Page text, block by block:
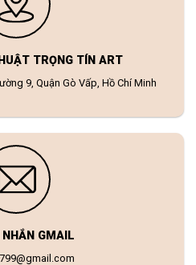
TRỌNG TÍN ART
9, Quận Gò Vấp, Hồ Chí Minh
NHẮN GMAIL